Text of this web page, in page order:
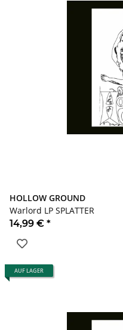
HOLLOW GROUND
Warlord LP SPLATTER
14,99 € *
AUF LAGER